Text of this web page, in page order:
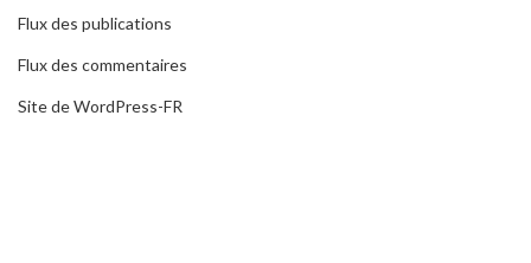
Flux des publications
Flux des commentaires
Site de WordPress-FR